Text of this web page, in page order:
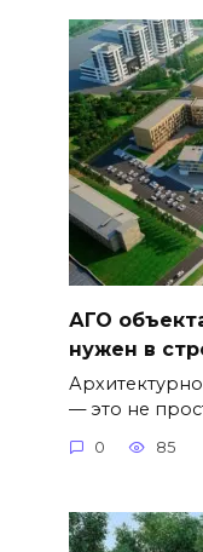
АГО
нужен в
— это не
0 85